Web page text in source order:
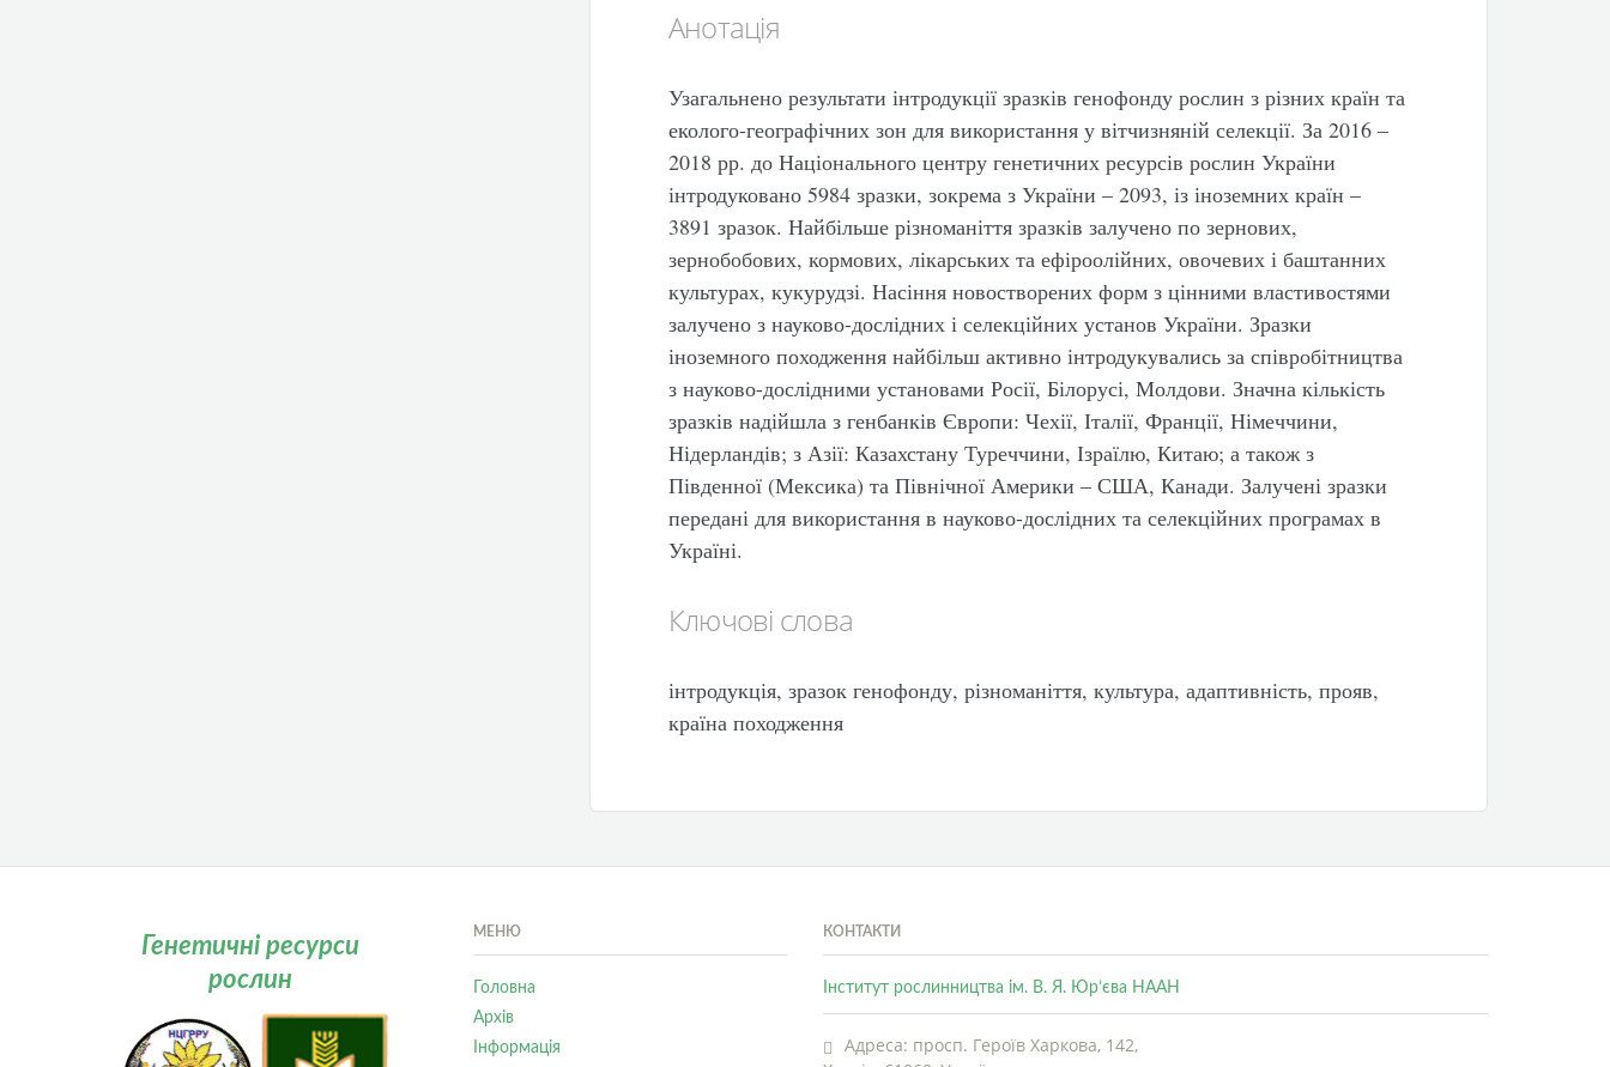
Анотація
Узагальнено результати інтродукції зразків генофонду рослин з різних країн та
еколого-географічних зон для використання у вітчизняній селекції. За 2016 –
2018 рр. до Національного центру генетичних ресурсів рослин України
інтродуковано 5984 зразки, зокрема з України – 2093, із іноземних країн –
3891 зразок. Найбільше різноманіття зразків залучено по зернових,
зернобобових, кормових, лікарських та ефіроолійних, овочевих і баштанних
культурах, кукурудзі. Насіння новостворених форм з цінними властивостями
залучено з науково-дослідних і селекційних установ України. Зразки
іноземного походження найбільш активно інтродукувались за співробітництва
з науково-дослідними установами Росії, Білорусі, Молдови. Значна кількість
зразків надійшла з генбанків Європи: Чехії, Італії, Франції, Німеччини,
Нідерландів; з Азії: Казахстану Туреччини, Ізраїлю, Китаю; а також з
Південної (Мексика) та Північної Америки – США, Канади. Залучені зразки
передані для використання в науково-дослідних та селекційних програмах в
Україні.
Ключові слова
інтродукція, зразок генофонду, різноманіття, культура, адаптивність, прояв,
країна походження
Генетичні ресурси
рослин
МЕНЮ
Головна
Архів
Інформація
КОНТАКТИ
Інститут рослинництва ім. В. Я. Юр’єва НААН
Адреса: просп. Героїв Харкова, 142,